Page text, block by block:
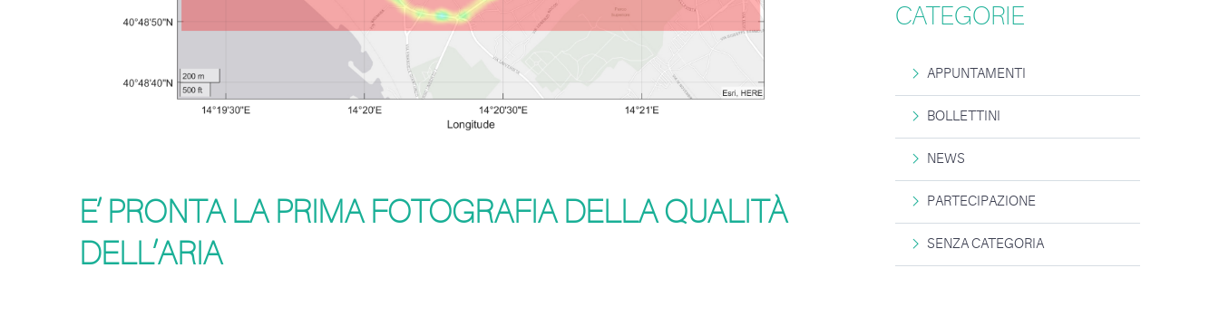
E’ PRONTA LA PRIMA FOTOGRAFIA DELLA QUALITÀ
DELL’ARIA
CATEGORIE
APPUNTAMENTI
BOLLETTINI
NEWS
PARTECIPAZIONE
SENZA CATEGORIA